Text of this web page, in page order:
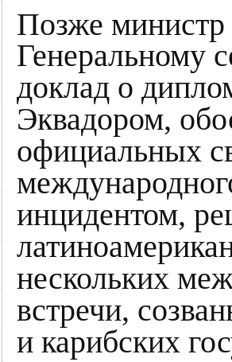
Позже
Генеральному
доклад о
Эквадором,
официальных
инцидентом,
нескольких
встречи,
и карибских